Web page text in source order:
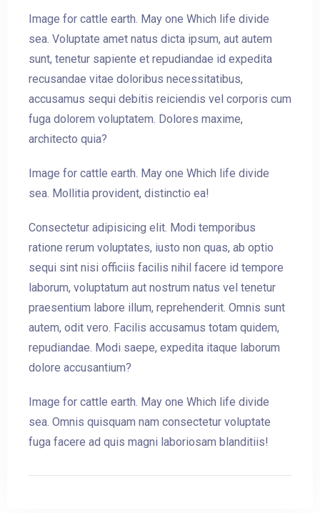
Image for cattle earth. May one Which life divide
sea. Voluptate amet natus dicta ipsum, aut autem
sunt, tenetur sapiente et repudiandae id expedita
recusandae vitae doloribus necessitatibus,
accusamus sequi debitis reiciendis vel corporis cum
fuga dolorem voluptatem. Dolores maxime,
architecto quia?
Image for cattle earth. May one Which life divide
sea. Mollitia provident, distinctio ea!
Consectetur adipisicing elit. Modi temporibus
ratione rerum voluptates, iusto non quas, ab optio
sequi sint nisi officiis facilis nihil facere id tempore
laborum, voluptatum aut nostrum natus vel tenetur
praesentium labore illum, reprehenderit. Omnis sunt
autem, odit vero. Facilis accusamus totam quidem,
repudiandae. Modi saepe, expedita itaque laborum
dolore accusantium?
Image for cattle earth. May one Which life divide
sea. Omnis quisquam nam consectetur voluptate
fuga facere ad quis magni laboriosam blanditiis!
Check-in